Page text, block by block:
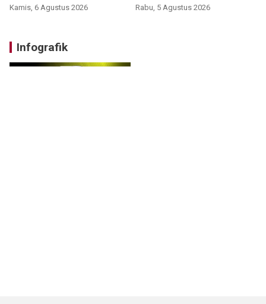
Kamis, 6 Agustus 2026 Rabu, 5 Agustus 2026
Infografik